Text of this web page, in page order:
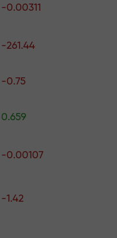
-0.00311
-261.44
-0.75
0.659
-0.00107
-1.42
com FX.CO
e futuros